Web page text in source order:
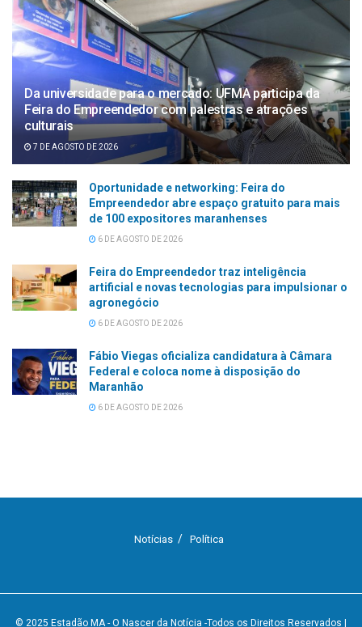
Da universidade para o mercado: UFMA participa da
Feira do Empreendedor com palestras e atrações
culturais
7 DE AGOSTO DE 2026
Oportunidade e networking: Feira do
Empreendedor abre espaço gratuito para mais
de 100 expositores maranhenses
6 DE AGOSTO DE 2026
Feira do Empreendedor traz inteligência
artificial e novas tecnologias para impulsionar o
agronegócio
6 DE AGOSTO DE 2026
Fábio Viegas oficializa candidatura à Câmara
Federal e coloca nome à disposição do
Maranhão
6 DE AGOSTO DE 2026
Notícias Política
© 2025 Estadão MA - O Nascer da Notícia -Todos os Direitos Reservados |